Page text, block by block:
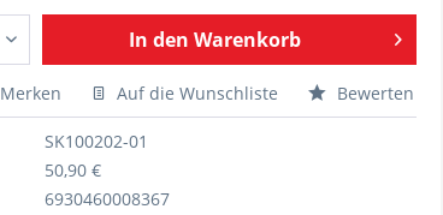
In den Warenkorb
Merken Auf die Wunschliste Bewerten
SK100202-01
50,90 €
6930460008367